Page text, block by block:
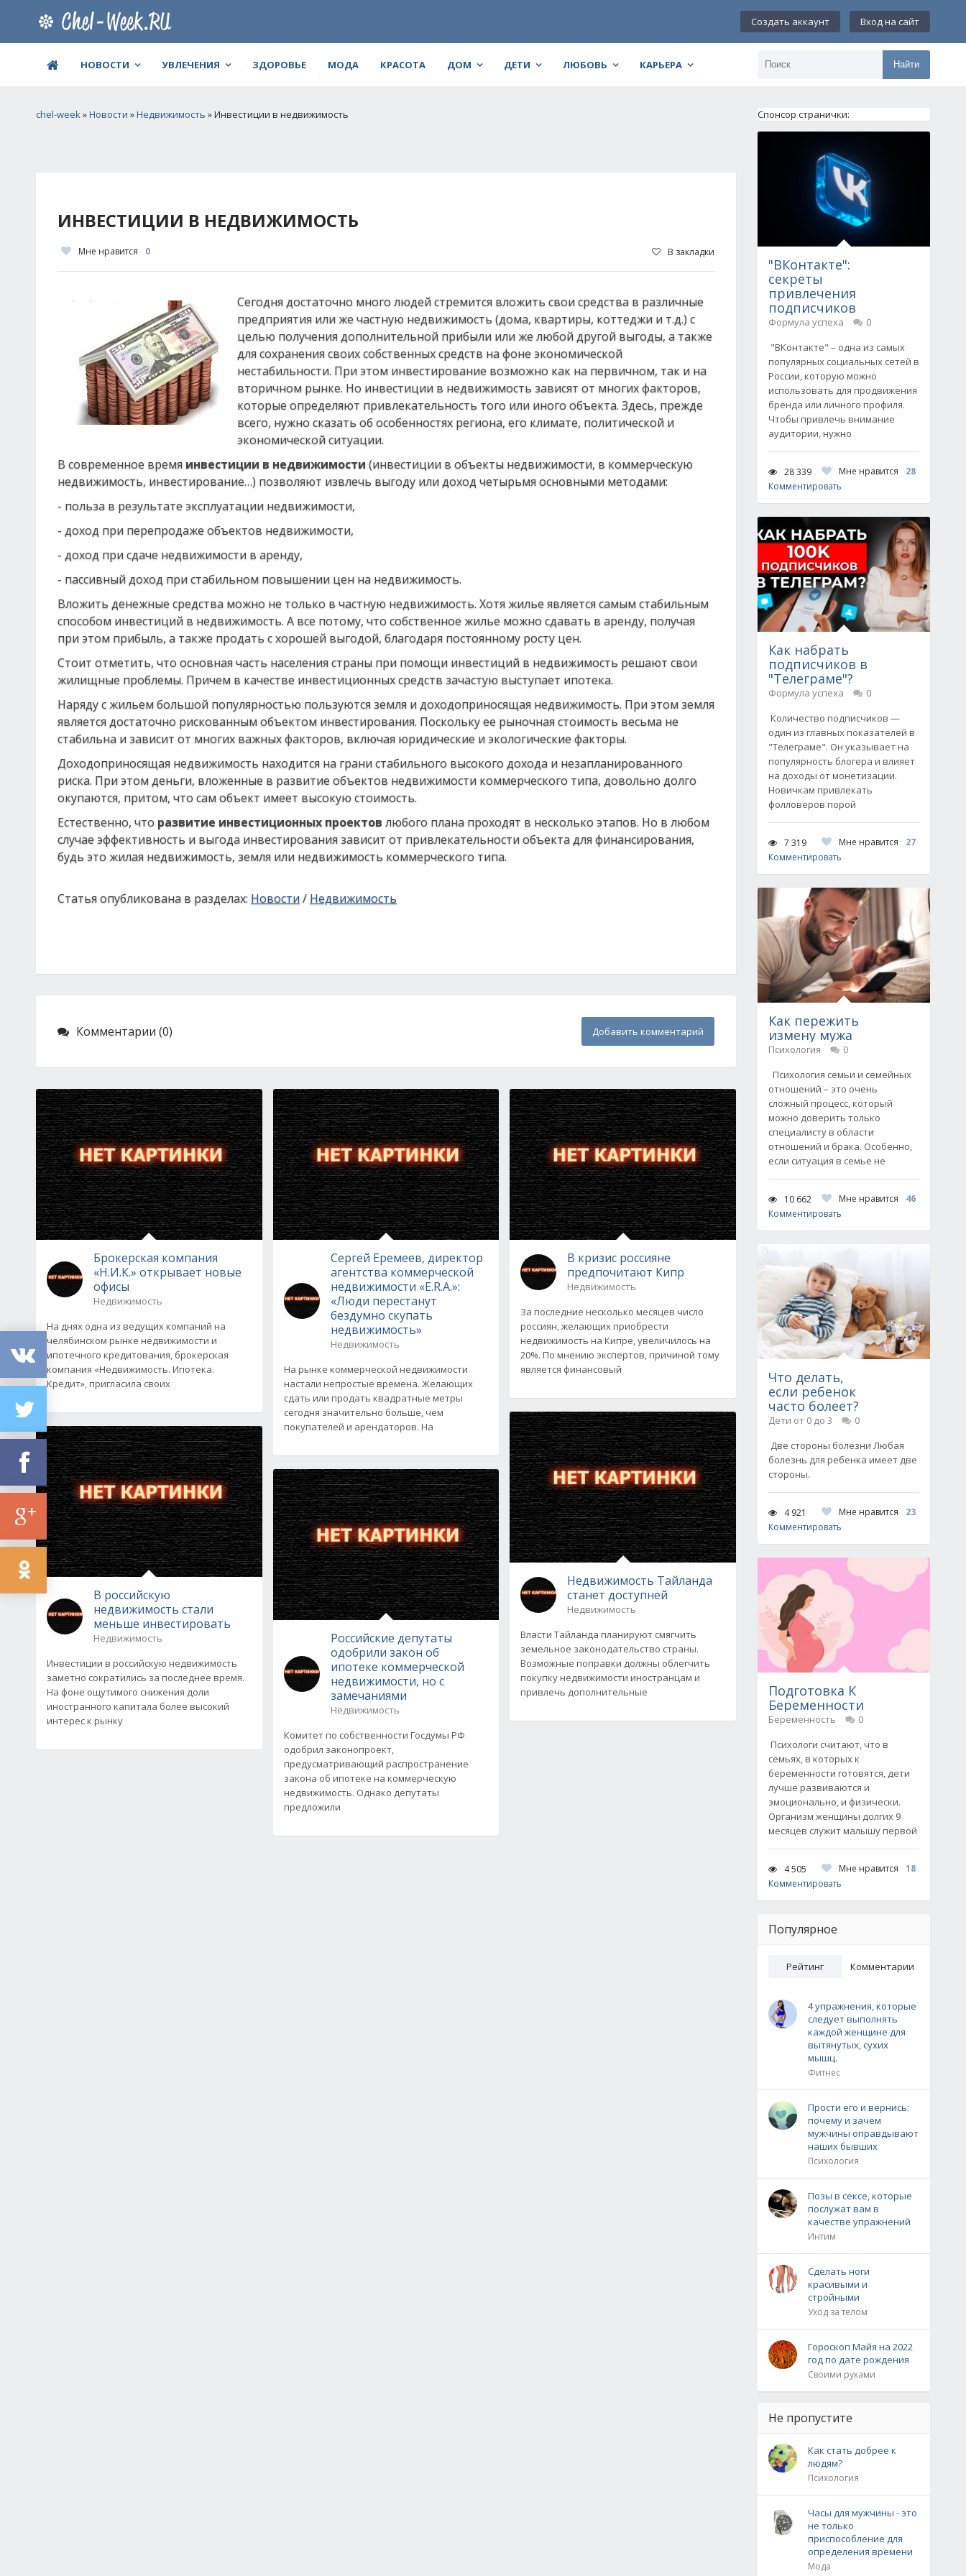
Создать аккаунт Вход на сайт
НОВОСТИ УВЛЕЧЕНИЯ ЗДОРОВЬЕ МОДА КРАСОТА ДОМ ДЕТИ ЛЮБОВЬ КАРЬЕРА Найти
chel-week»Новости »Недвижимость » Инвестиции в недвижимость
ИНВЕСТИЦИИ В НЕДВИЖИМОСТЬ
Мне нравится 0 В закладки
Сегодня достаточно много людей стремится вложить свои средства в различные
предприятия или же частную недвижимость (дома, квартиры, коттеджи и т.д.) с
целью получения дополнительной прибыли или же любой другой выгоды, а также
для сохранения своих собственных средств на фоне экономической
нестабильности. При этом инвестирование возможно как на первичном, так и на
вторичном рынке. Но инвестиции в недвижимость зависят от многих факторов,
которые определяют привлекательность того или иного объекта. Здесь, прежде
всего, нужно сказать об особенностях региона, его климате, политической и
экономической ситуации.
В современное время инвестиции в недвижимости (инвестиции в объекты недвижимости, в коммерческую
недвижимость, инвестирование…) позволяют извлечь выгоду или доход четырьмя основными методами:
- польза в результате эксплуатации недвижимости,
- доход при перепродаже объектов недвижимости,
- доход при сдаче недвижимости в аренду,
- пассивный доход при стабильном повышении цен на недвижимость.
Вложить денежные средства можно не только в частную недвижимость. Хотя жилье является самым стабильным
способом инвестиций в недвижимость. А все потому, что собственное жилье можно сдавать в аренду, получая
при этом прибыль, а также продать с хорошей выгодой, благодаря постоянному росту цен.
Стоит отметить, что основная часть населения страны при помощи инвестиций в недвижимость решают свои
жилищные проблемы. Причем в качестве инвестиционных средств зачастую выступает ипотека.
Наряду с жильем большой популярностью пользуются земля и доходоприносящая недвижимость. При этом земля
является достаточно рискованным объектом инвестирования. Поскольку ее рыночная стоимость весьма не
стабильна и зависит от многих важных факторов, включая юридические и экологические факторы.
Доходоприносящая недвижимость находится на грани стабильного высокого дохода и незапланированного
риска. При этом деньги, вложенные в развитие объектов недвижимости коммерческого типа, довольно долго
окупаются, притом, что сам объект имеет высокую стоимость.
Естественно, что развитие инвестиционных проектов любого плана проходят в несколько этапов. Но в любом
случае эффективность и выгода инвестирования зависит от привлекательности объекта для финансирования,
будь это жилая недвижимость, земля или недвижимость коммерческого типа.
Статья опубликована в разделах: Новости/ Недвижимость
Комментарии (0) Добавить комментарий
Брокерская компания
«Н.И.К.» открывает новые
офисы
Недвижимость
На днях одна из ведущих компаний на
челябинском рынке недвижимости и
ипотечного кредитования, брокерская
компания «Недвижимость. Ипотека.
Кредит», пригласила своих
В российскую
недвижимость стали
меньше инвестировать
Недвижимость
Инвестиции в российскую недвижимость
заметно сократились за последнее время.
На фоне ощутимого снижения доли
иностранного капитала более высокий
интерес к рынку
Сергей Еремеев, директор
агентства коммерческой
недвижимости «E.R.A.»:
«Люди перестанут
бездумно скупать
недвижимость»
Недвижимость
На рынке коммерческой недвижимости
настали непростые времена. Желающих
сдать или продать квадратные метры
сегодня значительно больше, чем
покупателей и арендаторов. На
Российские депутаты
одобрили закон об
ипотеке коммерческой
недвижимости, но с
замечаниями
Недвижимость
Комитет по собственности Госдумы РФ
одобрил законопроект,
предусматривающий распространение
закона об ипотеке на коммерческую
недвижимость. Однако депутаты
предложили
В кризис россияне
предпочитают Кипр
Недвижимость
За последние несколько месяцев число
россиян, желающих приобрести
недвижимость на Кипре, увеличилось на
20%. По мнению экспертов, причиной тому
является финансовый
Недвижимость Тайланда
станет доступней
Недвижимость
Власти Тайланда планируют смягчить
земельное законодательство страны.
Возможные поправки должны облегчить
покупку недвижимости иностранцам и
привлечь дополнительные
Спонсор странички:
"ВКонтакте":
секреты
привлечения
подписчиков
Формула успеха
0
"ВКонтакте" – одна из самых
популярных социальных сетей в
России, которую можно
использовать для продвижения
бренда или личного профиля.
Чтобы привлечь внимание
аудитории, нужно
28 339 Мне нравится
28
Комментировать
Как набрать
подписчиков в
"Телеграме"?
Формула успеха
0
Количество подписчиков —
один из главных показателей в
"Телеграме". Он указывает на
популярность блогера и влияет
на доходы от монетизации.
Новичкам привлекать
фолловеров порой
7 319 Мне нравится
27
Комментировать
Как пережить
измену мужа
Психология
0
Психология семьи и семейных
отношений – это очень
сложный процесс, который
можно доверить только
специалисту в области
отношений и брака. Особенно,
если ситуация в семье не
10 662 Мне нравится
46
Комментировать
Что делать,
если ребенок
часто болеет?
Дети от 0 до 3
0
Две стороны болезни Любая
болезнь для ребенка имеет две
стороны.
4 921 Мне нравится
23
Комментировать
Подготовка К
Беременности
Беременность
0
Психологи считают, что в
семьях, в которых к
беременности готовятся, дети
лучше развиваются и
эмоционально, и физически.
Организм женщины долгих 9
месяцев служит малышу первой
4 505 Мне нравится
18
Комментировать
Популярное
Рейтинг Комментарии
4 упражнения, которые
следует выполнять
каждой женщине для
вытянутых, сухих
мышц.
Фитнес
Прости его и вернись:
почему и зачем
мужчины оправдывают
наших бывших
Психология
Позы в сексе, которые
послужат вам в
качестве упражнений
Интим
Сделать ноги
красивыми и
стройными
Уход за телом
Гороскоп Майя на 2022
год по дате рождения
Своими руками
Не пропустите
Как стать добрее к
людям?
Психология
Часы для мужчины - это
не только
приспособление для
определения времени
Мода